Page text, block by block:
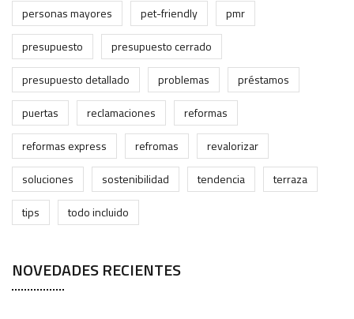
personas mayores pet-friendly
pmr
presupuesto
presupuesto cerrado
presupuesto detallado
problemas
préstamos
puertas
reclamaciones
reformas
reformas express
refromas
revalorizar
soluciones
sostenibilidad tendencia
terraza
tips
todo incluido
NOVEDADES RECIENTES